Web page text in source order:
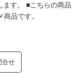
ます。 ■こちらの商品
品です。
合せ